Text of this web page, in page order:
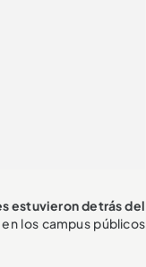
estuvieron detrás del
los campus públicos